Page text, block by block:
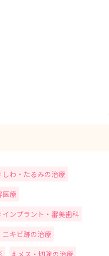
しわ・たるみの治療
医療
インプラント・審美歯科
ニキビ跡の治療
メス・切除の治療